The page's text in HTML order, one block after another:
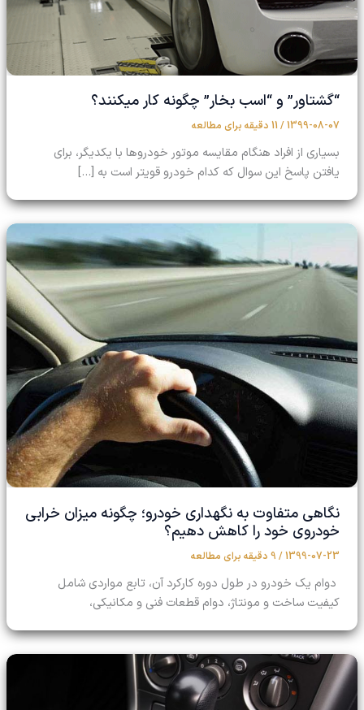
“گشتاور” و “اسب بخار” چگونه کار میکنند؟
1399-08-07
/11 دقیقه برای مطالعه
بسیاری از افراد هنگام مقایسه موتور خودروها با یکدیگر، برای
یافتن پاسخ این سوال که کدام خودرو قویتر است به […]
نگاهی متفاوت به نگهداری خودرو؛ چگونه میزان خرابی
خودروی خود را کاهش دهیم؟
1399-07-23
/ 9 دقیقه برای مطالعه
دوام یک خودرو در طول دوره کارکرد آن، تابع مواردی شامل
کیفیت ساخت و مونتاژ، دوام قطعات فنی و مکانیکی،